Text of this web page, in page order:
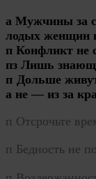
а Мужчины за
лодых женщин
п Конфликт не
пз Лишь
п Дольше
а не — из за
п Отсрочьте
п Бедность не